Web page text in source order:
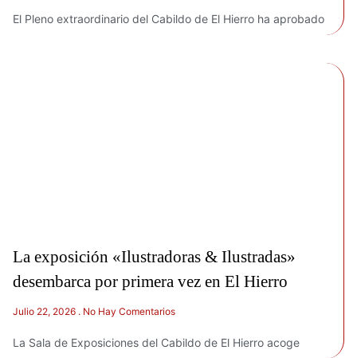
El Pleno extraordinario del Cabildo de El Hierro ha aprobado
La exposición «Ilustradoras & Ilustradas»
desembarca por primera vez en El Hierro
Julio 22, 2026 No Hay Comentarios
La Sala de Exposiciones del Cabildo de El Hierro acoge